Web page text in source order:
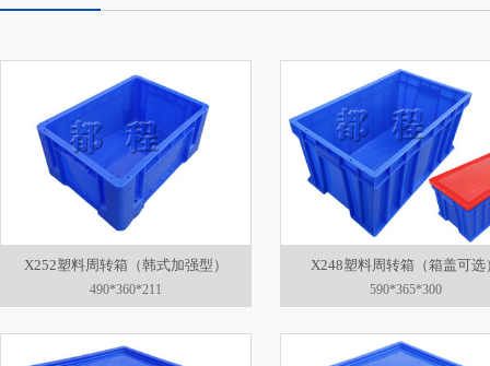
X252塑料周转箱（韩式加强型）
490*360*211
X248塑料周转箱（箱盖可选
590*365*300